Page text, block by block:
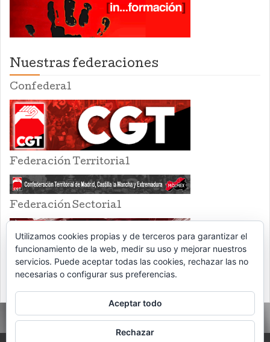
Nuestras federaciones
Confederal
Federación Territorial
Federación Sectorial
Utilizamos cookies propias y de terceros para garantizar el
funcionamiento de la web, medir su uso y mejorar nuestros
servicios. Puede aceptar todas las cookies, rechazar las no
necesarias o configurar sus preferencias.
Aceptar todo
Rechazar